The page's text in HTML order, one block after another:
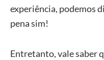
experiência, podemos
pena sim!
Entretanto, vale saber